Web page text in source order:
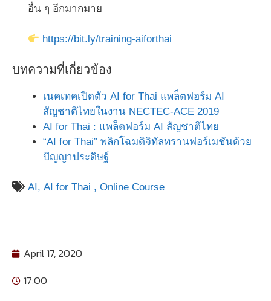
อื่น ๆ อีกมากมาย
https://bit.ly/training-aiforthai
บทความที่เกี่ยวข้อง
เนคเทคเปิดตัว AI for Thai แพล็ตฟอร์ม AI
สัญชาติไทยในงาน NECTEC-ACE 2019
AI for Thai : แพล็ตฟอร์ม AI สัญชาติไทย
“AI for Thai” พลิกโฉมดิจิทัลทรานฟอร์เมชันด้วย
ปัญญาประดิษฐ์
AI, AI for Thai , Online Course
April 17, 2020
17:00